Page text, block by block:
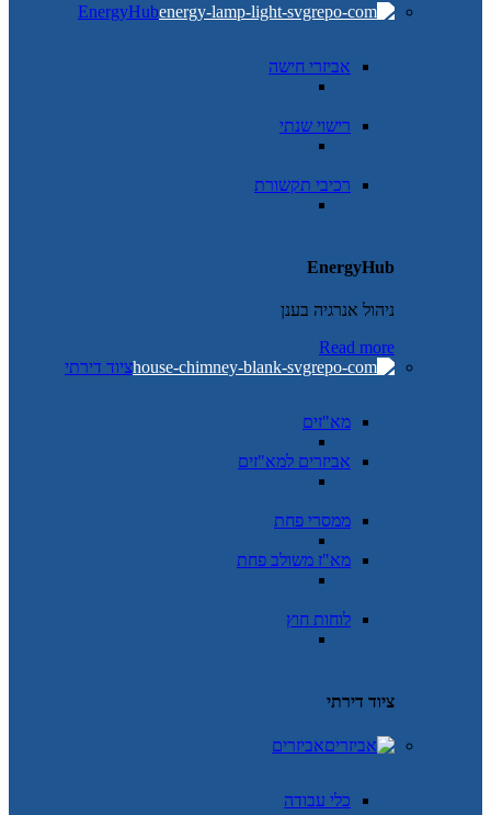
EnergyHub
אביזרי חישה
רישוי שנתי
רכיבי תקשורת
EnergyHub
ניהול אנרגיה בענן
Read more
ציוד דירתי
מא"זים
אביזרים למא"זים
ממסרי פחת
מא"ז משולב פחת
לוחות חוץ
ציוד דירתי
אביזרים
כלי עבודה